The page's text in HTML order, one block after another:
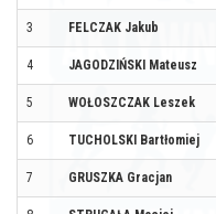
3 FELCZAK Jakub
4 JAGODZIŃSKI Mateusz
5 WOŁOSZCZAK Leszek
6 TUCHOLSKI Bartłomiej
7 GRUSZKA Gracjan